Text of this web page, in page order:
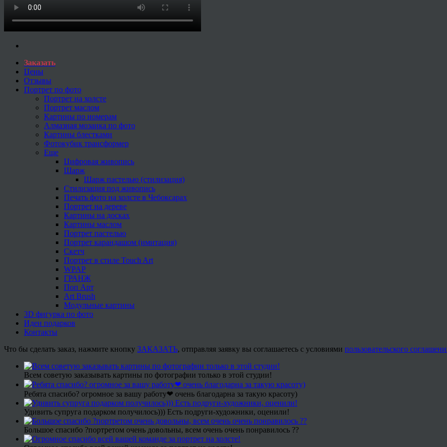
Заказать
Цены
Отзывы
Портрет по фото
Портрет на холсте
Портрет маслом
Картины по номерам
Алмазная мозаика по фото
Картины блестками
Фотокубик трансформер
Еще
Цифровая живопись
Шарж
Шарж пастелью (стилизация)
Стилизация под живопись
Печать фото на холсте в Чебоксарах
Портрет на дереве
Картины на досках
Картины маслом
Портрет пастелью
Портрет карандашом (имитация)
Скетч
Портрет в стиле Touch Art
WPAP
ГРАНЖ
Поп Арт
Art Brush
Модульные картины
3D фигурка по фото
Идеи подарков
Контакты
Что бы сделать заказ, нажмите кнопку ЗАКАЗАТЬ, отправляя заявку вы соглашаетесь с условиями пользовательского
Всем советую заказывать картины по фотографии только в этой студии!
Ребята спасибо? огромное за вашу работу❤ очень благодарна за такую красоту)
Удивить супруга подарком получилось))) Есть подруги-художники, оценили!
Большое спасибо ?портретом очень довольны, всем очень очень понравилось ??